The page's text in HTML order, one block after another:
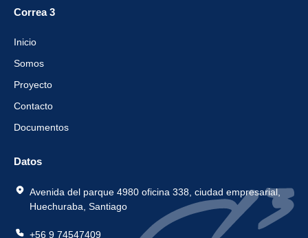
Correa 3
Inicio
Somos
Proyecto
Contacto
Documentos
Datos
Avenida del parque 4980 oficina 338, ciudad empresarial,
Huechuraba, Santiago
+56 9 74547409